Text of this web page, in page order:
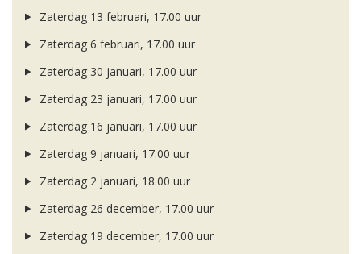
Zaterdag 13 februari, 17.00 uur
Zaterdag 6 februari, 17.00 uur
Zaterdag 30 januari, 17.00 uur
Zaterdag 23 januari, 17.00 uur
Zaterdag 16 januari, 17.00 uur
Zaterdag 9 januari, 17.00 uur
Zaterdag 2 januari, 18.00 uur
Zaterdag 26 december, 17.00 uur
Zaterdag 19 december, 17.00 uur